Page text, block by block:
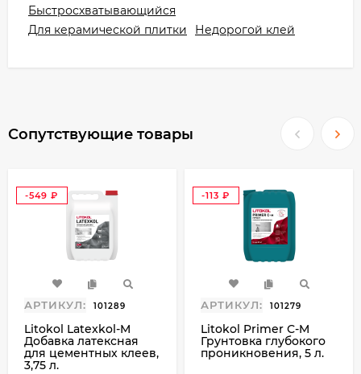
для сокращения сроков выполнения
облицовочных работ как в новом
часа, а заполнение швов — через 4 часа;
устойчив к сползанию плитки;
может применяться на стяжках с
подогревом;
клей Ceresit CM14 Express 5 кг пригоден
экологически безопасен.
Преимущества:
Практичный расход состава при
Быстросхватывающийся
Для керамической плитки
Недорогой клей
Сопутствующие товары
-549
АРТИКУЛ: 101289
Litokol Latexkol-M
Добавка латексная
для цементных клеев,
3,75 л.
-113
АРТИКУЛ: 101279
Litokol Primer С-M
Грунтовка глубокого
проникновения, 5 л.